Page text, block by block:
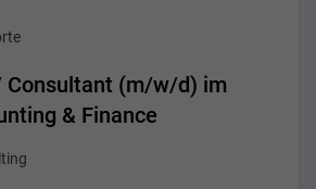
(m/w/d) im
& Finance